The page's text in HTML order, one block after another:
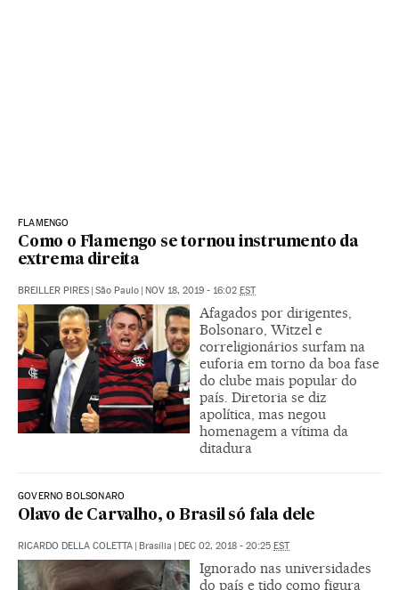
FLAMENGO
Como o Flamengo se tornou instrumento da
extrema direita
BREILLER PIRES | São Paulo | NOV 18, 2019 - 16:02 EST
Afagados por dirigentes,
Bolsonaro, Witzel e
correligionários surfam na
euforia em torno da boa fase
do clube mais popular do
país. Diretoria se diz
apolítica, mas negou
homenagem a vítima da
ditadura
GOVERNO BOLSONARO
Olavo de Carvalho, o Brasil só fala dele
RICARDO DELLA COLETTA | Brasília | DEC 02, 2018 - 20:25 EST
Ignorado nas universidades
do país e tido como figura